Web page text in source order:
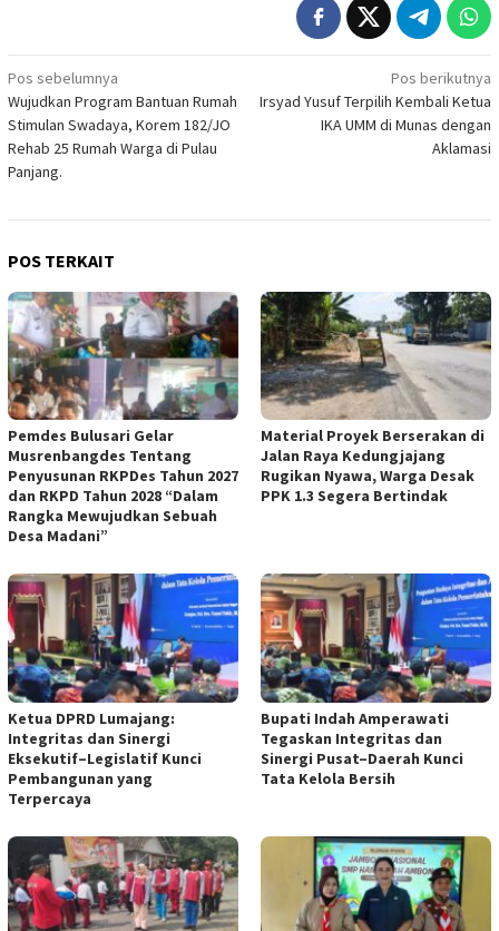
Navigasi
pos
Pos sebelumnya
Wujudkan Program Bantuan Rumah
Stimulan Swadaya, Korem 182/JO
Rehab 25 Rumah Warga di Pulau
Panjang.
Pos berikutnya
Irsyad Yusuf Terpilih Kembali Ketua
IKA UMM di Munas dengan
Aklamasi
POS TERKAIT
Pemdes Bulusari Gelar
Musrenbangdes Tentang
Penyusunan RKPDes Tahun 2027
dan RKPD Tahun 2028 “Dalam
Rangka Mewujudkan Sebuah
Desa Madani”
Material Proyek Berserakan di
Jalan Raya Kedungjajang
Rugikan Nyawa, Warga Desak
PPK 1.3 Segera Bertindak
Ketua DPRD Lumajang:
Integritas dan Sinergi
Eksekutif–Legislatif Kunci
Pembangunan yang
Terpercaya
Bupati Indah Amperawati
Tegaskan Integritas dan
Sinergi Pusat–Daerah Kunci
Tata Kelola Bersih